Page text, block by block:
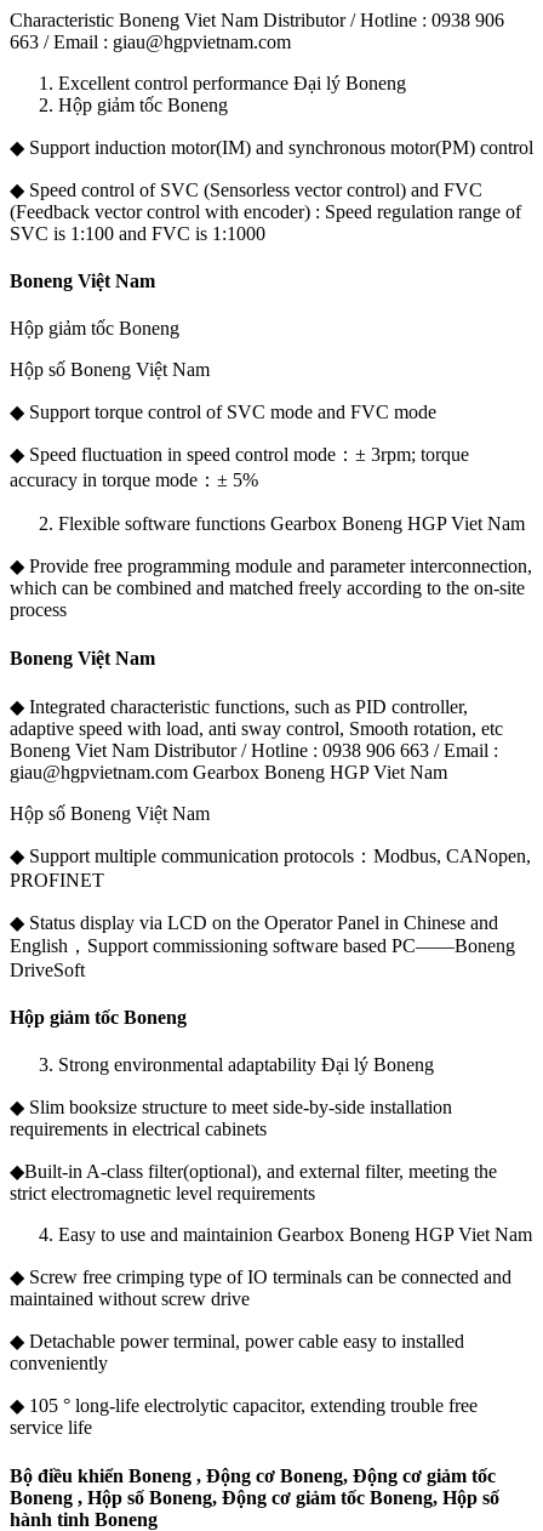
Characteristic Boneng Viet Nam Distributor / Hotline : 0938 906
663 / Email : giau@hgpvietnam.com
Excellent control performance Đại lý Boneng
Hộp giảm tốc Boneng
◆ Support induction motor(IM) and synchronous motor(PM) control
◆ Speed control of SVC (Sensorless vector control) and FVC
(Feedback vector control with encoder) : Speed regulation range of
SVC is 1:100 and FVC is 1:1000
Boneng Việt Nam
Hộp giảm tốc Boneng
Hộp số Boneng Việt Nam
◆ Support torque control of SVC mode and FVC mode
◆ Speed fluctuation in speed control mode：± 3rpm; torque
accuracy in torque mode：± 5%
Flexible software functions Gearbox Boneng HGP Viet Nam
◆ Provide free programming module and parameter interconnection,
which can be combined and matched freely according to the on-site
process
Boneng Việt Nam
◆ Integrated characteristic functions, such as PID controller,
adaptive speed with load, anti sway control, Smooth rotation, etc
Boneng Viet Nam Distributor / Hotline : 0938 906 663 / Email :
giau@hgpvietnam.com Gearbox Boneng HGP Viet Nam
Hộp số Boneng Việt Nam
◆ Support multiple communication protocols：Modbus, CANopen,
PROFINET
◆ Status display via LCD on the Operator Panel in Chinese and
English，Support commissioning software based PC——Boneng
DriveSoft
Hộp giảm tốc Boneng
Strong environmental adaptability Đại lý Boneng
◆ Slim booksize structure to meet side-by-side installation
requirements in electrical cabinets
◆Built-in A-class filter(optional), and external filter, meeting the
strict electromagnetic level requirements
Easy to use and maintainion Gearbox Boneng HGP Viet Nam
◆ Screw free crimping type of IO terminals can be connected and
maintained without screw drive
◆ Detachable power terminal, power cable easy to installed
conveniently
◆ 105 ° long-life electrolytic capacitor, extending trouble free
service life
Bộ điều khiển Boneng , Động cơ Boneng, Động cơ giảm tốc
Boneng , Hộp số Boneng, Động cơ giảm tốc Boneng, Hộp số
hành tinh Boneng